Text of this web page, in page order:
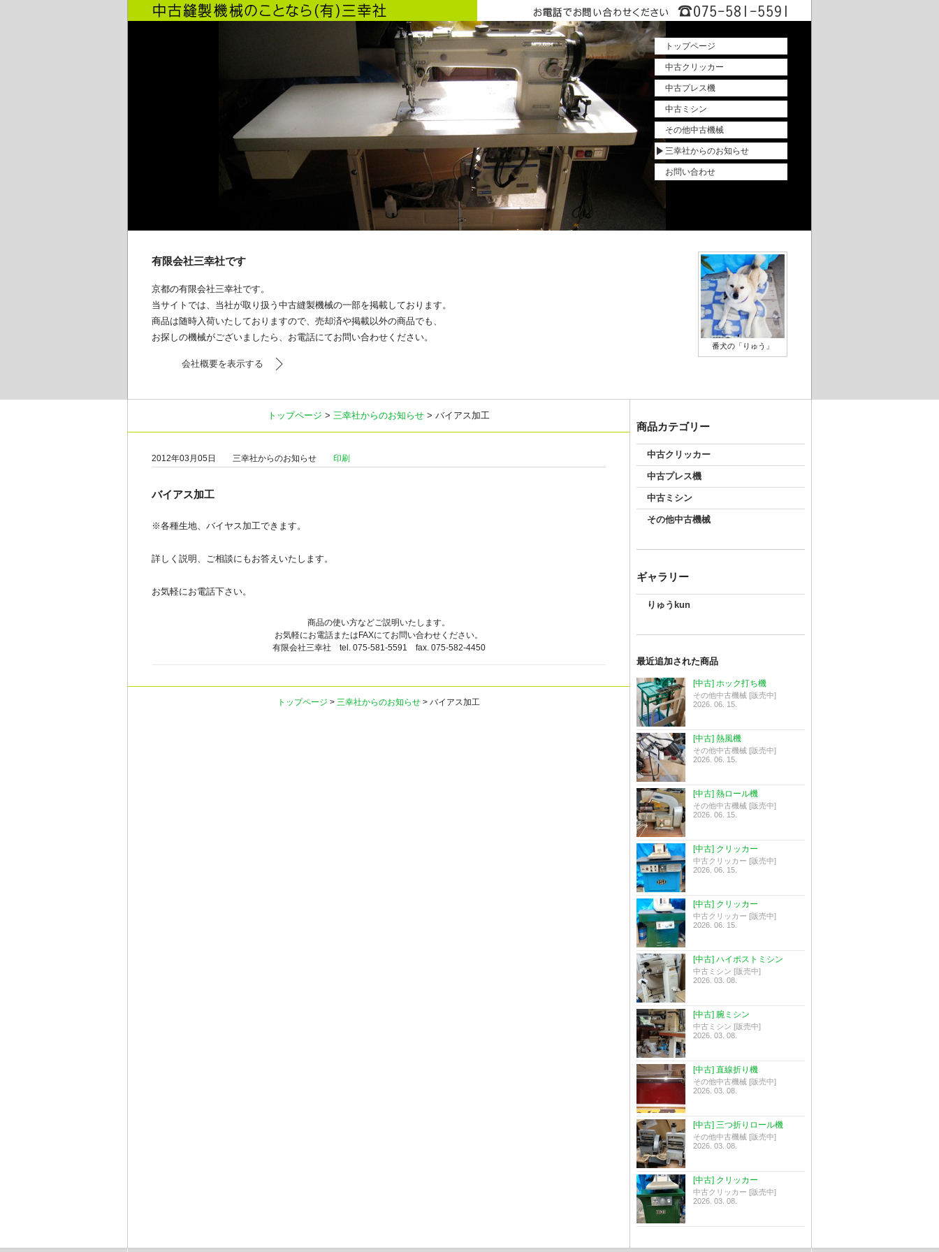
トップページ
中古クリッカー
中古プレス機
中古ミシン
その他中古機械
三幸社からのお知らせ
お問い合わせ
有限会社三幸社です
京都の有限会社三幸社です。
当サイトでは、当社が取り扱う中古縫製機械の一部を掲載しております。
商品は随時入荷いたしておりますので、売却済や掲載以外の商品でも、
お探しの機械がございましたら、お電話にてお問い合わせください。
会社概要を表示する
番犬の「りゅう」
トップページ > 三幸社からのお知らせ > バイアス加工
2012年03月05日 三幸社からのお知らせ 印刷
バイアス加工
※各種生地、バイヤス加工できます。
詳しく説明、ご相談にもお答えいたします。
お気軽にお電話下さい。
商品の使い方などご説明いたします。
お気軽にお電話またはFAXにてお問い合わせください。
有限会社三幸社 tel. 075-581-5591 fax. 075-582-4450
トップページ > 三幸社からのお知らせ > バイアス加工
商品カテゴリー
中古クリッカー
中古プレス機
中古ミシン
その他中古機械
ギャラリー
りゅうkun
最近追加された商品
[中古] ホック打ち機
その他中古機械 [販売中]
2026. 06. 15.
[中古] 熱風機
その他中古機械 [販売中]
2026. 06. 15.
[中古] 熱ロール機
その他中古機械 [販売中]
2026. 06. 15.
[中古] クリッカー
中古クリッカー [販売中]
2026. 06. 15.
[中古] クリッカー
中古クリッカー [販売中]
2026. 06. 15.
[中古] ハイポストミシン
中古ミシン [販売中]
2026. 03. 08.
[中古] 腕ミシン
中古ミシン [販売中]
2026. 03. 08.
[中古] 直線折り機
その他中古機械 [販売中]
2026. 03. 08.
[中古] 三つ折りロール機
その他中古機械 [販売中]
2026. 03. 08.
[中古] クリッカー
中古クリッカー [販売中]
2026. 03. 08.